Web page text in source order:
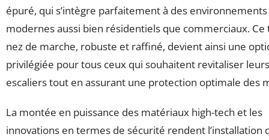
épuré, qui s’intègre parfaitement à des environnements
modernes aussi bien résidentiels que commerciaux. Ce
nez de marche, robuste et raffiné, devient ainsi une
privilégiée pour tous ceux qui souhaitent revitaliser leurs
escaliers tout en assurant une protection optimale des
La montée en puissance des matériaux high-tech et les
innovations en termes de sécurité rendent l’installation